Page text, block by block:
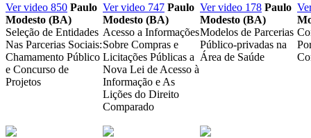
Ver video 850 Paulo
Modesto (BA)
Seleção de Entidades
Nas Parcerias Sociais:
Chamamento Público
e Concurso de
Projetos
Ver video 747 Paulo
Modesto (BA)
Acesso a Informações
Sobre Compras e
Licitações Públicas a
Nova Lei de Acesso à
Informação e As
Lições do Direito
Comparado
Ver video 178 Paulo
Modesto (BA)
Modelos de Parcerias
Público-privadas na
Área de Saúde